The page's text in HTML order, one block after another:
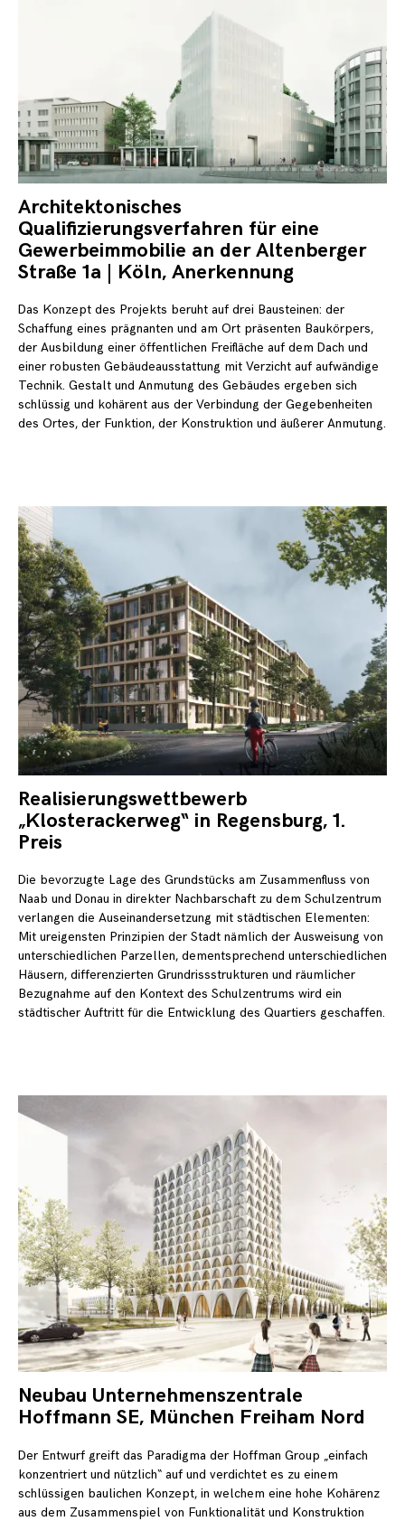
Architektonisches
Qualifizierungsverfahren für eine
Gewerbeimmobilie an der Altenberger
Straße 1a | Köln, Anerkennung
Das Konzept des Projekts beruht auf drei Bausteinen: der
Schaffung eines prägnanten und am Ort präsenten Baukörpers,
der Ausbildung einer öffentlichen Freifläche auf dem Dach und
einer robusten Gebäudeausstattung mit Verzicht auf aufwändige
Technik. Gestalt und Anmutung des Gebäudes ergeben sich
schlüssig und kohärent aus der Verbindung der Gegebenheiten
des Ortes, der Funktion, der Konstruktion und äußerer Anmutung.
Realisierungswettbewerb
„Klosterackerweg“ in Regensburg, 1.
Preis
Die bevorzugte Lage des Grundstücks am Zusammenfluss von
Naab und Donau in direkter Nachbarschaft zu dem Schulzentrum
verlangen die Auseinandersetzung mit städtischen Elementen:
Mit ureigensten Prinzipien der Stadt nämlich der Ausweisung von
unterschiedlichen Parzellen, dementsprechend unterschiedlichen
Häusern, differenzierten Grundrissstrukturen und räumlicher
Bezugnahme auf den Kontext des Schulzentrums wird ein
städtischer Auftritt für die Entwicklung des Quartiers geschaffen.
Neubau Unternehmenszentrale
Hoffmann SE, München Freiham Nord
Der Entwurf greift das Paradigma der Hoffman Group „einfach
konzentriert und nützlich“ auf und verdichtet es zu einem
schlüssigen baulichen Konzept, in welchem eine hohe Kohärenz
aus dem Zusammenspiel von Funktionalität und Konstruktion